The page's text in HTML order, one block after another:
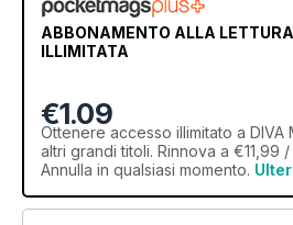
ABBONAMENTO ALLA LETTURA
ILLIMITATA
€1.09
Ottenere accesso illimitato a DIVA
altri grandi titoli. Rinnova a €11,99
Annulla in qualsiasi momento.